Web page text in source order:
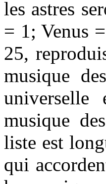
les astres
= 1; Venus
25,
musique
musique
liste est
qui